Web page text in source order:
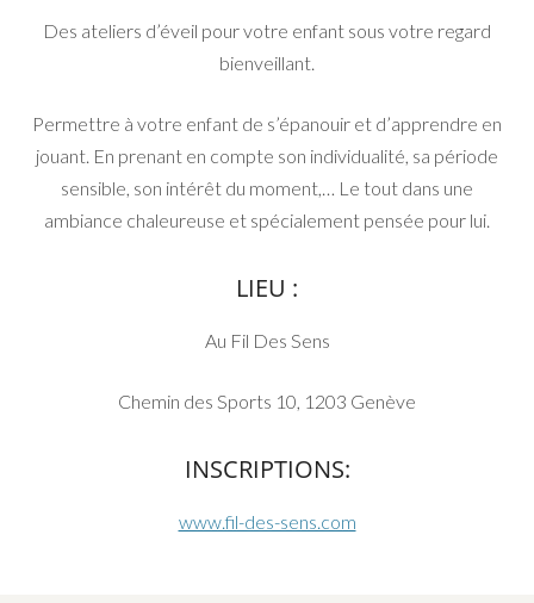
Des ateliers d’éveil pour votre enfant sous votre regard
bienveillant.
Permettre à votre enfant de s’épanouir et d’apprendre en
jouant. En prenant en compte son individualité, sa période
sensible, son intérêt du moment,… Le tout dans une
ambiance chaleureuse et spécialement pensée pour lui.
LIEU :
Au Fil Des Sens
Chemin des Sports 10, 1203 Genève
INSCRIPTIONS:
www.fil-des-sens.com